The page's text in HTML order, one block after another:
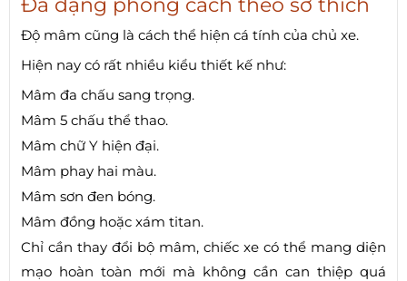
Đa dạng phong cách theo sở thích
Độ mâm cũng là cách thể hiện cá tính của chủ xe.
Hiện nay có rất nhiều kiểu thiết kế như:
Mâm đa chấu sang trọng.
Mâm 5 chấu thể thao.
Mâm chữ Y hiện đại.
Mâm phay hai màu.
Mâm sơn đen bóng.
Mâm đồng hoặc xám titan.
Chỉ cần thay đổi bộ mâm, chiếc xe có thể mang diện
mạo hoàn toàn mới mà không cần can thiệp quá